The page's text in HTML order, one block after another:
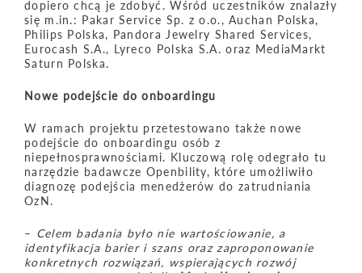
dopiero chcą je zdobyć. Wśród uczestników znalazły
się m.in.: Pakar Service Sp. z o.o., Auchan Polska,
Philips Polska, Pandora Jewelry Shared Services,
Eurocash S.A., Lyreco Polska S.A. oraz MediaMarkt
Saturn Polska.
Nowe podejście do onboardingu
W ramach projektu przetestowano także nowe
podejście do onboardingu osób z
niepełnosprawnościami. Kluczową rolę odegrało tu
narzędzie badawcze Openbility, które umożliwiło
diagnozę podejścia menedżerów do zatrudniania
OzN.
– Celem badania było nie wartościowanie, a
identyfikacja barier i szans oraz zaproponowanie
konkretnych rozwiązań, wspierających rozwój